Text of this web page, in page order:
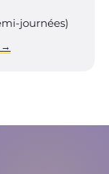
journées)
→